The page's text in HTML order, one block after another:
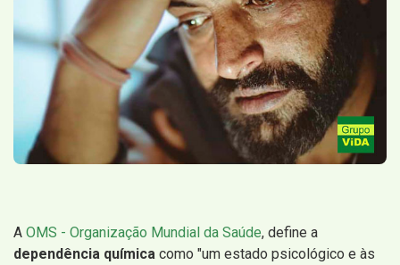
A OMS - Organização Mundial da Saúde, define a
dependência química como "um estado psicológico e às